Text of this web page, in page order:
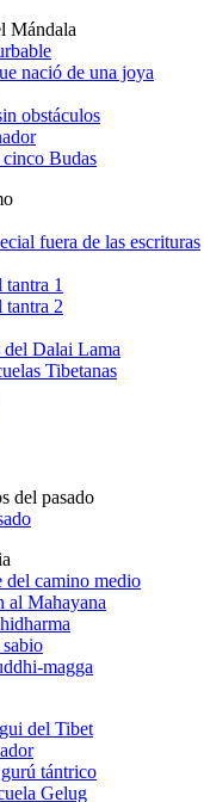
Mándala
nació de una joya
obstáculos
cinco Budas
fuera de las escrituras
1
tantra 2
del Dalai Lama
Tibetanas
del pasado
del camino medio
al Mahayana
magga
del Tibet
tántrico
Gelug